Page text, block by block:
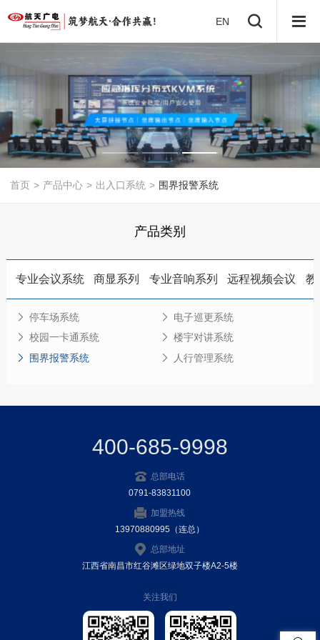
EN
首页 > 产品中心 > 出入口系统 > 围界报警系统
产品类别
专业会议系统 商显系列 专业音响系列 远程视频会议 教
停车场系统
电子巡更系统
校园一卡通系统
楼宇对讲系统
围界报警系统
人行管理系统
400-685-9998
总部电话
0791-83831100
加盟热线
13970880995（连总）
总部地址
江西省南昌市红谷滩区绿地双子楼A2-5楼
关注我们